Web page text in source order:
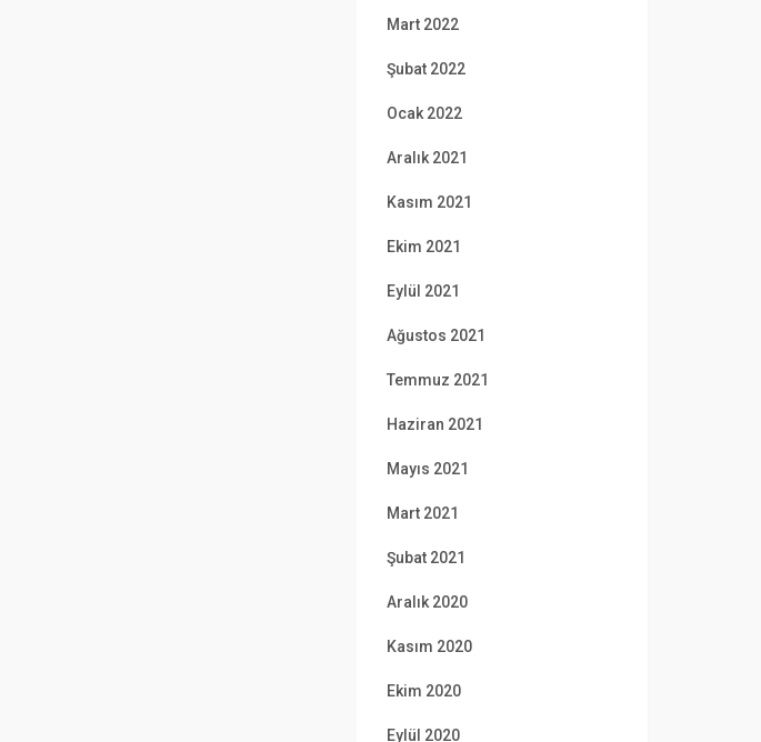
Mart 2022
Şubat 2022
Ocak 2022
Aralık 2021
Kasım 2021
Ekim 2021
Eylül 2021
Ağustos 2021
Temmuz 2021
Haziran 2021
Mayıs 2021
Mart 2021
Şubat 2021
Aralık 2020
Kasım 2020
Ekim 2020
Eylül 2020